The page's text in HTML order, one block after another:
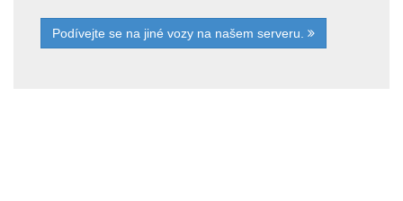
Podívejte se na jiné vozy na našem serveru.